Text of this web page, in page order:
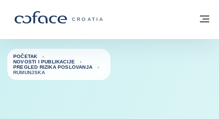
COFACE FOR TRADE - POČETNA
CROATIA
Povratak na početnu stranicu
POČETAK
NOVOSTI I PUBLIKACIJE
PREGLED RIZIKA POSLOVANJA
RUMUNJSKA